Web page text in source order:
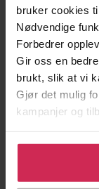
bruker cookies
Nødvendige
Forbedrer
Gir oss en
brukt, slik at vi
Gjør det mulig
kampanjer og
Klikk på
bruke cookies
tilpasse ditt
Jo
Forfattere